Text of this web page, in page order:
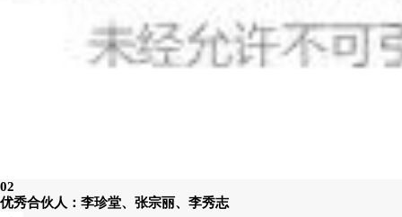
02
优秀合伙人：李珍堂、张宗丽、李秀志